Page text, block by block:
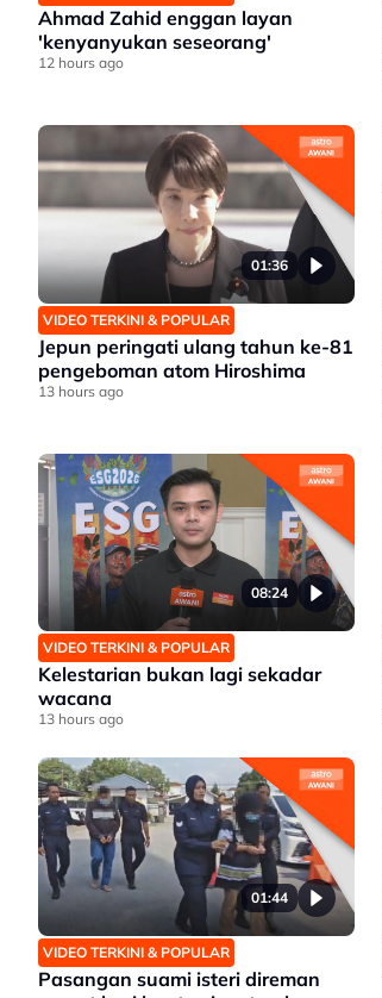
Ahmad Zahid enggan layan
'kenyanyukan seseorang'
12 hours ago
01:36
VIDEO TERKINI & POPULAR
Jepun peringati ulang tahun ke-81
pengeboman atom Hiroshima
13 hours ago
08:24
VIDEO TERKINI & POPULAR
Kelestarian bukan lagi sekadar
wacana
13 hours ago
01:44
VIDEO TERKINI & POPULAR
Pasangan suami isteri direman